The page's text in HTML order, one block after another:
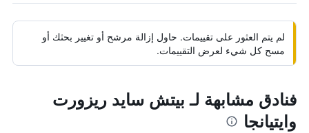
لم يتم العثور على تقييمات. حاول إزالة مرشح أو تغيير بحثك أو
مسح كل شيء لعرض التقييمات.
فنادق مشابهة لـ بيتش سايد ريزورت
وايتيانجا